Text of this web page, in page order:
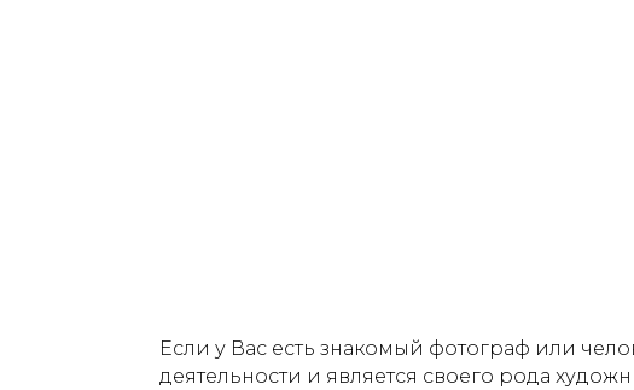
Если у Вас есть знакомый фотограф или
деятельности и является своего рода